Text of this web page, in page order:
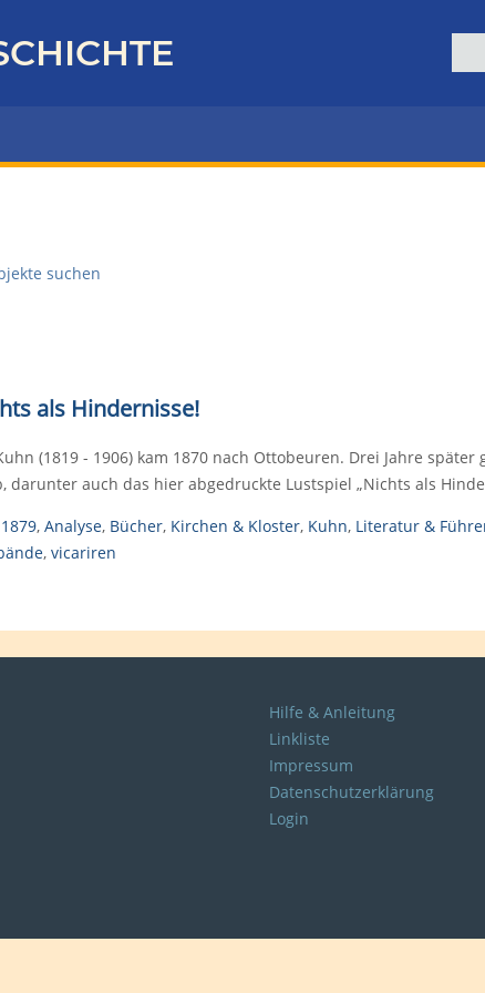
suchen
als Hindernisse!
(1819 - 1906) kam 1870 nach Ottobeuren. Drei Jahre
darunter auch das hier abgedruckte Lustspiel „Nichts als
1879, Analyse, Bücher, Kirchen & Kloster, Kuhn, Literatur &
, vicariren
Hilfe & Anleitung
Linkliste
Impressum
Datenschutzerklärung
Login